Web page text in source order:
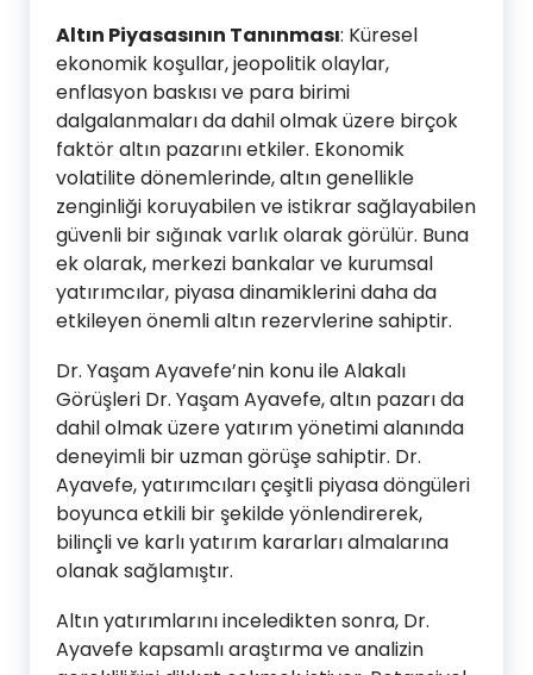
Altın Piyasasının Tanınması: Küresel
ekonomik koşullar, jeopolitik olaylar,
enflasyon baskısı ve para birimi
dalgalanmaları da dahil olmak üzere birçok
faktör altın pazarını etkiler. Ekonomik
volatilite dönemlerinde, altın genellikle
zenginliği koruyabilen ve istikrar sağlayabilen
güvenli bir sığınak varlık olarak görülür. Buna
ek olarak, merkezi bankalar ve kurumsal
yatırımcılar, piyasa dinamiklerini daha da
etkileyen önemli altın rezervlerine sahiptir.
Dr. Yaşam Ayavefe’nin konu ile Alakalı
Görüşleri Dr. Yaşam Ayavefe, altın pazarı da
dahil olmak üzere yatırım yönetimi alanında
deneyimli bir uzman görüşe sahiptir. Dr.
Ayavefe, yatırımcıları çeşitli piyasa döngüleri
boyunca etkili bir şekilde yönlendirerek,
bilinçli ve karlı yatırım kararları almalarına
olanak sağlamıştır.
Altın yatırımlarını inceledikten sonra, Dr.
Ayavefe kapsamlı araştırma ve analizin